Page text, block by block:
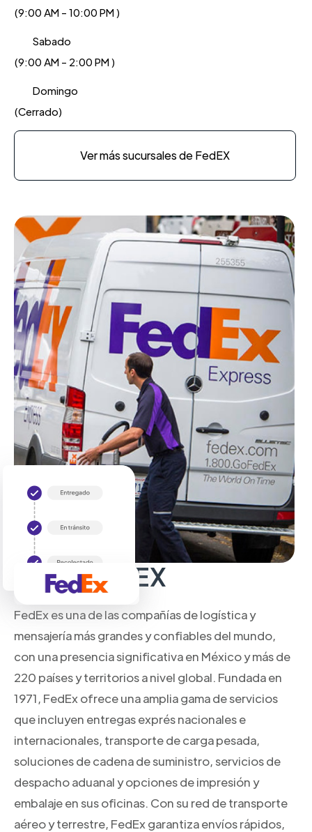
(9:00 AM - 10:00 PM )
Sabado
(9:00 AM - 2:00 PM )
Domingo
(Cerrado)
Ver más sucursales de FedEX
Sobre FedEX
FedEx es una de las compañías de logística y
mensajería más grandes y confiables del mundo,
con una presencia significativa en México y más de
220 países y territorios a nivel global. Fundada en
1971, FedEx ofrece una amplia gama de servicios
que incluyen entregas exprés nacionales e
internacionales, transporte de carga pesada,
soluciones de cadena de suministro, servicios de
despacho aduanal y opciones de impresión y
embalaje en sus oficinas. Con su red de transporte
aéreo y terrestre, FedEx garantiza envíos rápidos,